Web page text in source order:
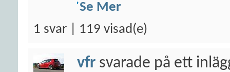
Se Mer
1 svar | 119 visad(e)
vfr svarade på ett